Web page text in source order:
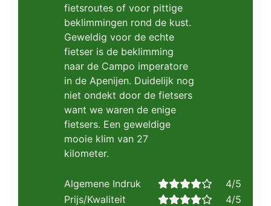
fietsroutes of voor pittige
beklimmingen rond de kust.
Geweldig voor de echte
fietser is de beklimming
naar de Campo imperatore
in de Apenijen. Duidelijk nog
niet ondekt door de fietsers
want we waren de enige
fietsers. Een geweldige
mooie klim van 27
kilometer.
Algemene Indruk
4/5
Prijs/Kwaliteit
4/5